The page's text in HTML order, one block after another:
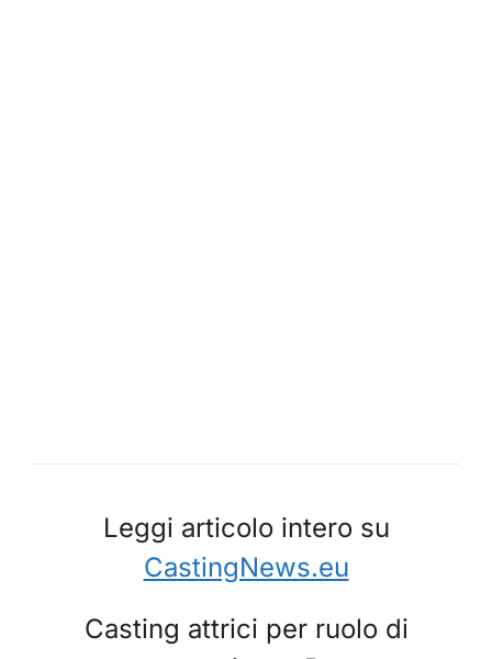
Leggi articolo intero su
CastingNews.eu
Casting attrici per ruolo di